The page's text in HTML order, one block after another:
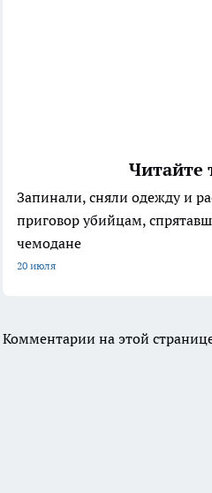
Читайте
Запинали, сняли одежду и
приговор убийцам,
чемодане
20 июля
Комментарии на этой